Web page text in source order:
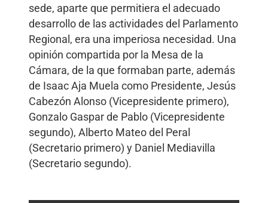
sede, aparte que permitiera el adecuado
desarrollo de las actividades del Parlamento
Regional, era una imperiosa necesidad. Una
opinión compartida por la Mesa de la
Cámara, de la que formaban parte, además
de Isaac Aja Muela como Presidente, Jesús
Cabezón Alonso (Vicepresidente primero),
Gonzalo Gaspar de Pablo (Vicepresidente
segundo), Alberto Mateo del Peral
(Secretario primero) y Daniel Mediavilla
(Secretario segundo).